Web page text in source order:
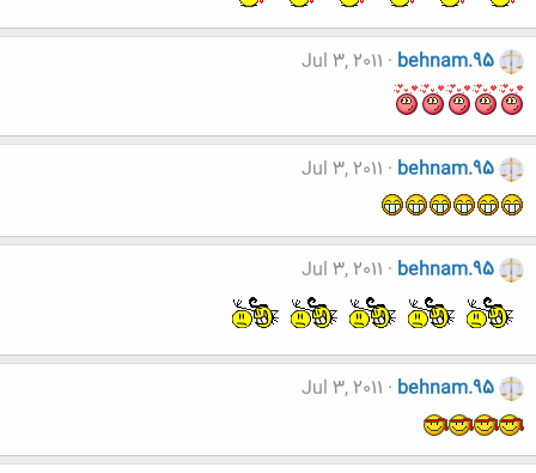
behnam.95
Jul 3, 2011
behnam.95
Jul 3, 2011
behnam.95
Jul 3, 2011
behnam.95
Jul 3, 2011